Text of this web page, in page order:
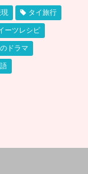
現 タイ旅行
ーツレシピ
ドラマ